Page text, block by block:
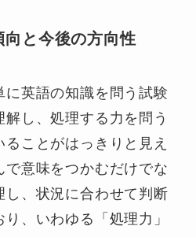
と今後の方向性
英語の知識を問う試験
し、処理する力を問う
ことがはっきりと見え
で意味をつかむだけでな
し、状況に合わせて判断
、いわゆる「処理力」